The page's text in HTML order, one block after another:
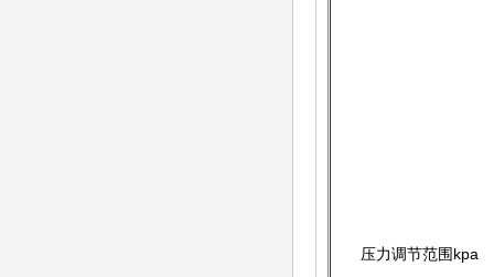
压力调节范围kpa